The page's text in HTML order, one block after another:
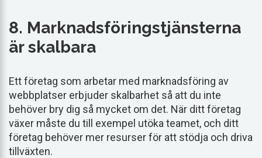
8. Marknadsföringstjänsterna
är skalbara
Ett företag som arbetar med marknadsföring av
webbplatser erbjuder skalbarhet så att du inte
behöver bry dig så mycket om det. När ditt företag
växer måste du till exempel utöka teamet, och ditt
företag behöver mer resurser för att stödja och driva
tillväxten.